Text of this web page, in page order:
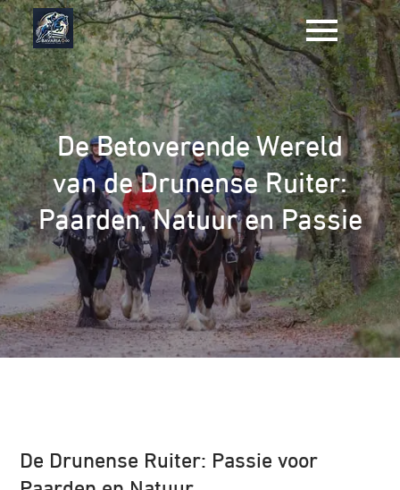
Naar
de
inhoud
gaan
De Betoverende Wereld
van de Drunense Ruiter:
Paarden, Natuur en Passie
De Drunense Ruiter: Passie voor